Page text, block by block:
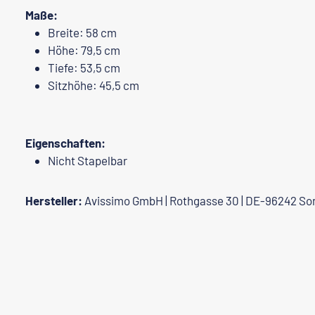
Maße:
Breite: 58 cm
Höhe: 79,5 cm
Tiefe: 53,5 cm
Sitzhöhe: 45,5 cm
Eigenschaften:
Nicht Stapelbar
Hersteller: Avissimo GmbH | Rothgasse 30 | DE-96242